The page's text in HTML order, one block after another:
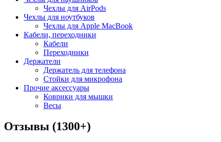
Чехлы для AirPods
Чехлы для ноутбуков
Чехлы для Apple MacBook
Кабели, переходники
Кабели
Переходники
Держатели
Держатель для телефона
Стойки для микрофона
Прочие аксессуары
Коврики для мышки
Весы
Отзывы (1300+)